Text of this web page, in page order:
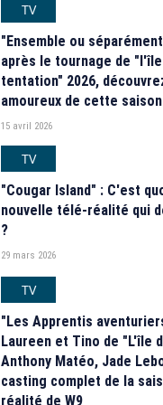
TV
"Ensemble ou
après le tournage de
tentation" 2026,
amoureux de cette saison
15 avril 2026
TV
"Cougar Island" : C'est
nouvelle télé-réalité qui
?
29 mars 2026
TV
"Les Apprentis
Laureen et Tino de "L'île
Anthony Matéo, Jade
casting complet de la
réalité de W9